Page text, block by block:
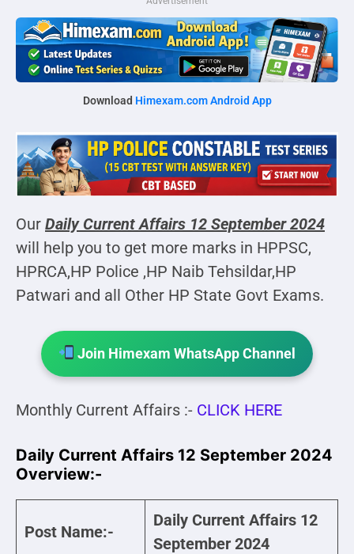
Download Himexam.com Android App
Our Daily Current Affairs 12 September 2024
will help you to get more marks in HPPSC,
HPRCA,HP Police ,HP Naib Tehsildar,HP
Patwari and all Other HP State Govt Exams.
Join Himexam WhatsApp Channel
Monthly Current Affairs :- CLICK HERE
Daily Current Affairs 12 September 2024
Overview:-
Post Name:-
Daily Current Affairs 12
September 2024